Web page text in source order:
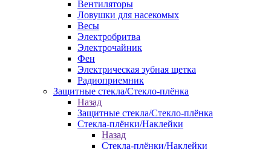
Вентиляторы
Ловушки для насекомых
Весы
Электробритва
Электрочайник
Фен
Электрическая зубная щетка
Радиоприемник
Защитные стекла/Стекло-плёнка
Назад
Защитные стекла/Стекло-плёнка
Стекла-плёнки/Наклейки
Назад
Стекла-плёнки/Наклейки